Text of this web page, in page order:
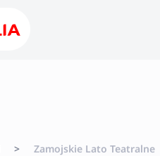
> Zamojskie Lato Teatralne